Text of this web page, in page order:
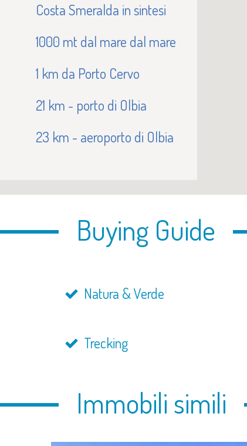
Costa Smeralda in sintesi
1000 mt dal mare dal mare
1 km da Porto Cervo
21 km - porto di Olbia
23 km - aeroporto di Olbia
Buying Guide
Natura & Verde
Trecking
Immobili simili